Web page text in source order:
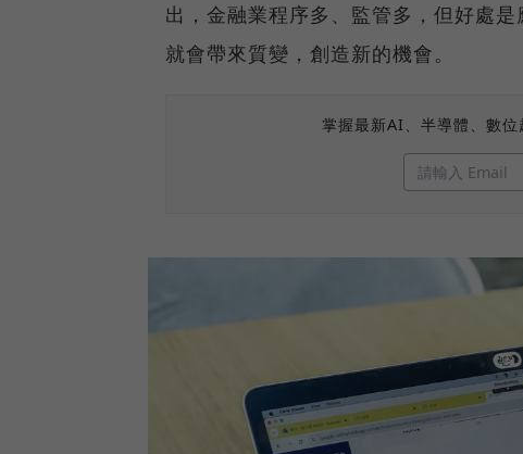
出，金融業程序多、監管多，但好處
就會帶來質變，創造新的機會。
掌握最新AI、半導體、數